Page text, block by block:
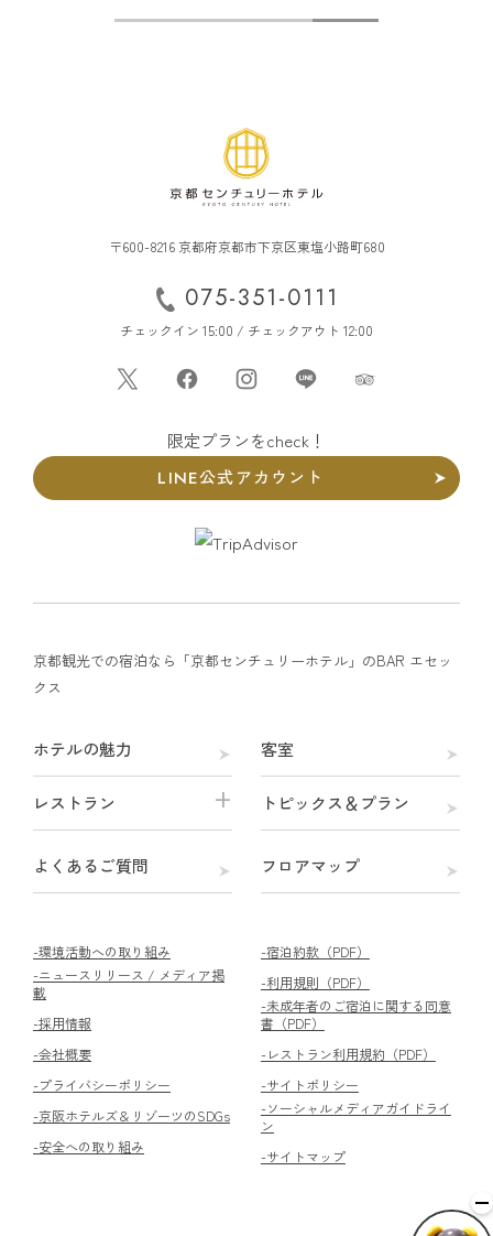
〒600-8216 京都府京都市下京区東塩小路町680
075-351-0111
チェックイン 15:00 / チェックアウト 12:00
限定プランをcheck！
LINE公式アカウント
京都観光での宿泊なら「京都センチュリーホテル」のBAR エセッ
クス
ホテルの魅力 客室
レストラン トピックス＆プラン
よくあるご質問 フロアマップ
-環境活動への取り組み
-ニュースリリース / メディア掲
載
-採用情報
-会社概要
-プライバシーポリシー
-京阪ホテルズ＆リゾーツのSDGs
-安全への取り組み
-宿泊約款（PDF）
-利用規則（PDF）
-未成年者のご宿泊に関する同意
書（PDF）
-レストラン利用規約（PDF）
-サイトポリシー
-ソーシャルメディアガイドライ
ン
-サイトマップ